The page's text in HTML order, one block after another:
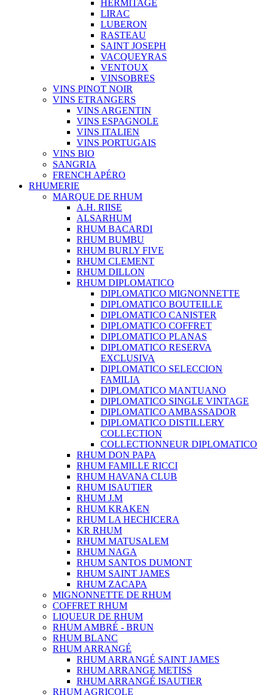
HERMITAGE
LIRAC
LUBERON
RASTEAU
SAINT JOSEPH
VACQUEYRAS
VENTOUX
VINSOBRES
VINS PINOT NOIR
VINS ETRANGERS
VINS ARGENTIN
VINS ESPAGNOLE
VINS ITALIEN
VINS PORTUGAIS
VINS BIO
SANGRIA
FRENCH APÉRO
RHUMERIE
MARQUE DE RHUM
A.H. RIISE
ALSARHUM
RHUM BACARDI
RHUM BUMBU
RHUM BURLY FIVE
RHUM CLEMENT
RHUM DILLON
RHUM DIPLOMATICO
DIPLOMATICO MIGNONNETTE
DIPLOMATICO BOUTEILLE
DIPLOMATICO CANISTER
DIPLOMATICO COFFRET
DIPLOMATICO PLANAS
DIPLOMATICO RESERVA
EXCLUSIVA
DIPLOMATICO SELECCION
FAMILIA
DIPLOMATICO MANTUANO
DIPLOMATICO SINGLE VINTAGE
DIPLOMATICO AMBASSADOR
DIPLOMATICO DISTILLERY
COLLECTION
COLLECTIONNEUR DIPLOMATICO
RHUM DON PAPA
RHUM FAMILLE RICCI
RHUM HAVANA CLUB
RHUM ISAUTIER
RHUM J.M
RHUM KRAKEN
RHUM LA HECHICERA
KR RHUM
RHUM MATUSALEM
RHUM NAGA
RHUM SANTOS DUMONT
RHUM SAINT JAMES
RHUM ZACAPA
MIGNONNETTE DE RHUM
COFFRET RHUM
LIQUEUR DE RHUM
RHUM AMBRÉ - BRUN
RHUM BLANC
RHUM ARRANGÉ
RHUM ARRANGÉ SAINT JAMES
RHUM ARRANGE METISS
RHUM ARRANGÉ ISAUTIER
RHUM AGRICOLE